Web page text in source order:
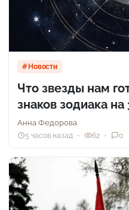
Новости
Что звезды нам
знаков зодиака
Анна Федорова
5 часов назад 62 0